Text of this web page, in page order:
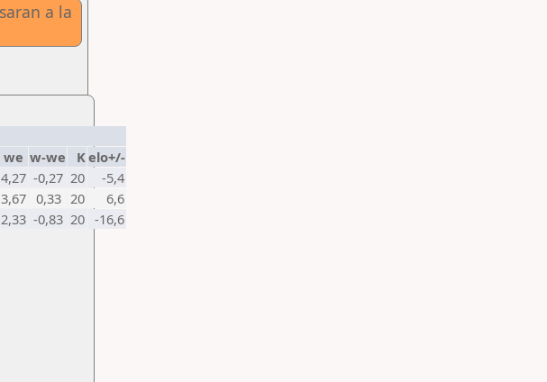
a la
we w-we Kelo+/-
4,27 -0,27 20
-5,4
3,67 0,33 20
6,6
2,33 -0,83 20 -16,6